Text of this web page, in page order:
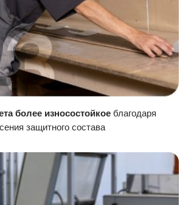
более износостойкое благодаря
защитного состава